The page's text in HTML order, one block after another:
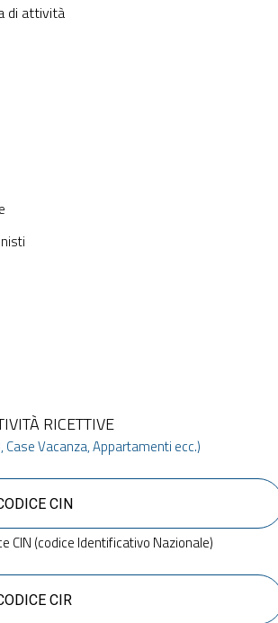
di attività
RICETTIVE
Case Vacanza, Appartamenti ecc.)
CIN (codice Identificativo Nazionale)